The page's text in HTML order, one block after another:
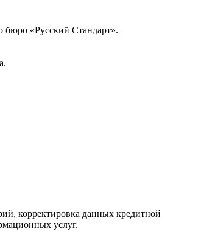
бюро «Русский Стандарт».
корректировка данных кредитной
услуг.